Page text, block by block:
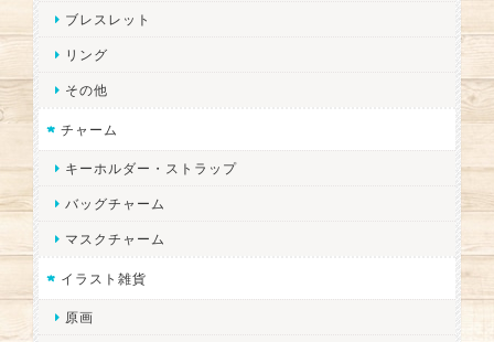
ブレスレット
リング
その他
チャーム
キーホルダー・ストラップ
バッグチャーム
マスクチャーム
イラスト雑貨
原画